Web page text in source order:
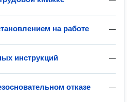
—
на работе
—
инструкций
—
отказе